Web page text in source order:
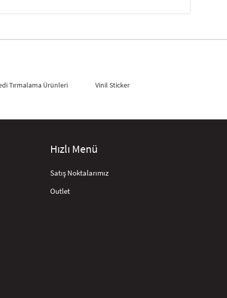
Tırmalama Ürünleri Vinil Sticker
Hızlı Menü
Satış Noktalarımız
Outlet